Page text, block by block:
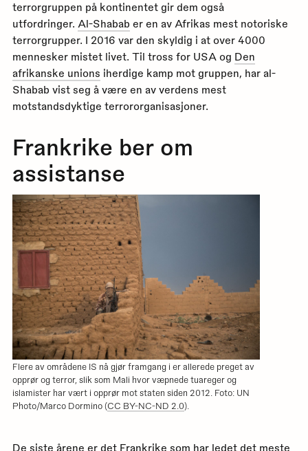
terrorgruppen på kontinentet gir dem også
utfordringer. Al-Shabab er en av Afrikas mest notoriske
terrorgrupper. I 2016 var den skyldig i at over 4000
mennesker mistet livet. Til tross for USA og Den
afrikanske unions iherdige kamp mot gruppen, har al-
Shabab vist seg å være en av verdens mest
motstandsdyktige terrororganisasjoner.
Frankrike ber om
assistanse
Flere av områdene IS nå gjør framgang i er allerede preget av
opprør og terror, slik som Mali hvor væpnede tuareger og
islamister har vært i opprør mot staten siden 2012. Foto: UN
Photo/Marco Dormino (CC BY-NC-ND 2.0).
De siste årene er det Frankrike som har ledet det meste